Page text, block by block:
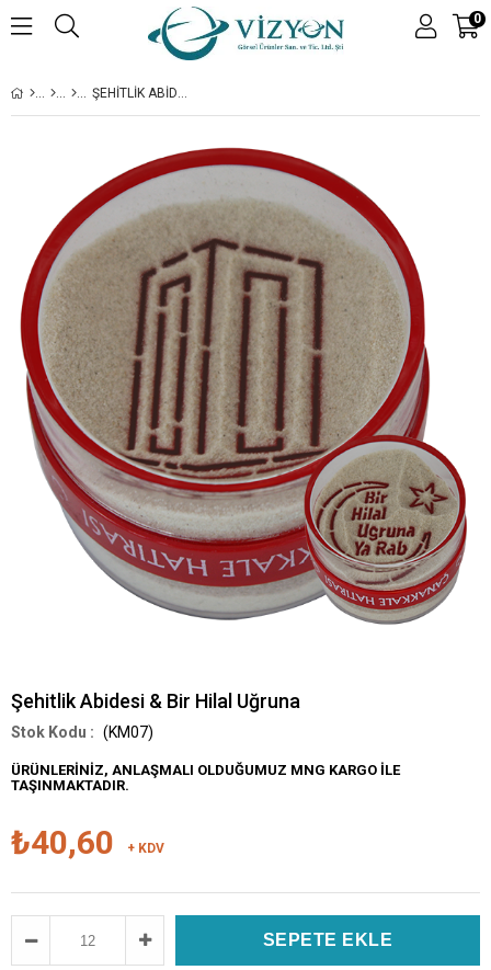
0
ŞEHITLIK ABIDESI & BIR HILAL UĞRUNA
Şehitlik Abidesi & Bir Hilal Uğruna
(KM07)
ÜRÜNLERİNİZ, ANLAŞMALI OLDUĞUMUZ MNG KARGO İLE
TAŞINMAKTADIR.
₺40,60 + KDV